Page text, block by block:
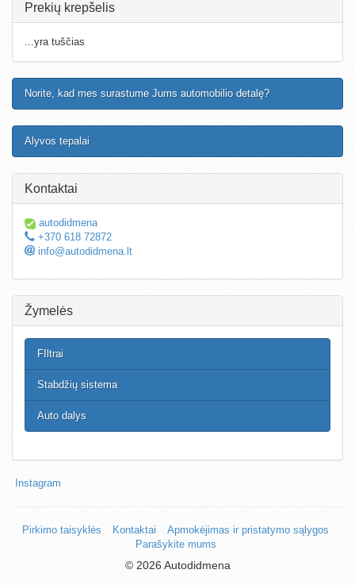
Prekių krepšelis
...yra tuščias
Norite, kad mes surastume Jums automobilio detalę?
Alyvos tepalai
Kontaktai
autodidmena
+370 618 72872
info@autodidmena.lt
Žymelės
FIltrai
Stabdžių sistema
Auto dalys
Instagram
Pirkimo taisyklės Kontaktai
Apmokėjimas ir pristatymo sąlygos
Parašykite mums
© 2026 Autodidmena